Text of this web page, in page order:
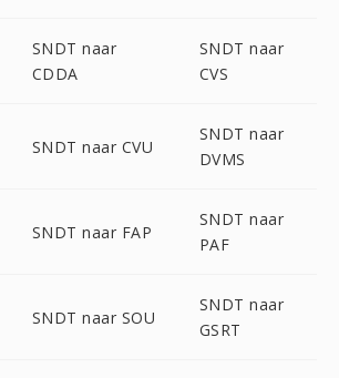
SNDT naar
CDDA
SNDT naar
CVS
SNDT naar CVU
SNDT naar
DVMS
SNDT naar FAP
SNDT naar
PAF
SNDT naar SOU
SNDT naar
GSRT